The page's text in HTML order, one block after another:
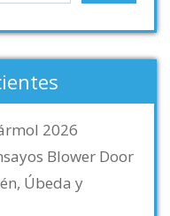
2026
Blower Door
Úbeda y